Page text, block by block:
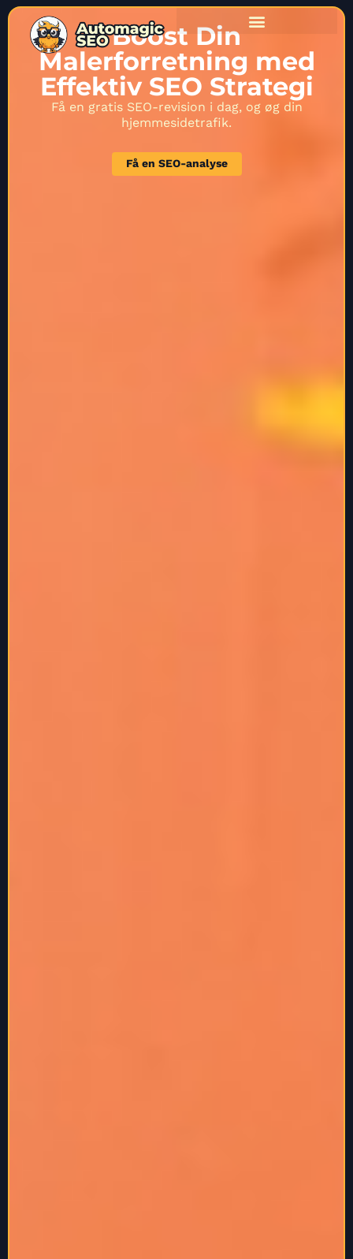
Boost Din
Malerforretning med
Effektiv SEO Strategi
Få en gratis SEO-revision i dag, og øg din
hjemmesidetrafik.
Få en SEO-analyse